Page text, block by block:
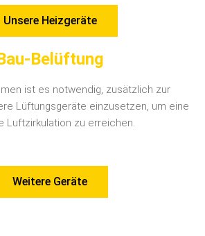
Unsere Heizgeräte
Belüftung
ist es notwendig, zusätzlich zur
Lüftungsgeräte einzusetzen, um eine
Luftzirkulation zu erreichen.
Weitere Geräte